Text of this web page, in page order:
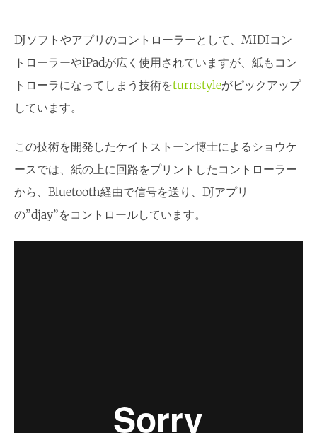
DJソフトやアプリのコントローラーとして、MIDIコン
トローラーやiPadが広く使用されていますが、紙もコン
トローラになってしまう技術をturnstyleがピックアップ
しています。
この技術を開発したケイトストーン博士によるショウケ
ースでは、紙の上に回路をプリントしたコントローラー
から、Bluetooth経由で信号を送り、DJアプリ
の”djay”をコントロールしています。